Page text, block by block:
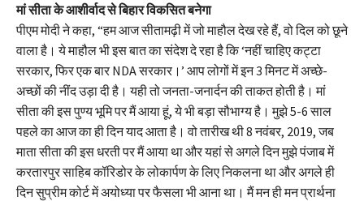
मां सीता के आशीर्वाद से बिहार विकसित बनेगा
पीएम मोदी ने कहा, “हम आज सीतामढ़ी में जो माहौल देख रहे हैं, वो दिल को छूने
वाला है। ये माहौल भी इस बात का संदेश दे रहा है कि ‘नहीं चाहिए कट्टा
सरकार, फिर एक बार NDA सरकार।’ आप लोगों में इन 3 मिनट में अच्छे-
अच्छों की नींद उड़ा दी है। यही तो जनता-जनार्दन की ताकत होती है। मां
सीता की इस पुण्य भूमि पर मैं आया हूं, ये भी बड़ा सौभाग्य है। मुझे 5-6 साल
पहले का आज का ही दिन याद आता है। वो तारीख थी 8 नवंबर, 2019, जब
माता सीता की इस धरती पर मैं आया था और यहां से अगले दिन मुझे पंजाब में
करतारपुर साहिब कॉरिडोर के लोकार्पण के लिए निकलना था और अगले ही
दिन सुप्रीम कोर्ट में अयोध्या पर फैसला भी आना था। मैं मन ही मन प्रार्थना